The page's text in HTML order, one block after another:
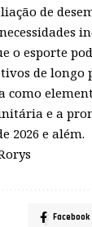
de
o esporte
de longo
como
e a
2026 e além.
Facebook